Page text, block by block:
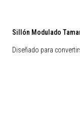
Sillón Modulado
Diseñado para